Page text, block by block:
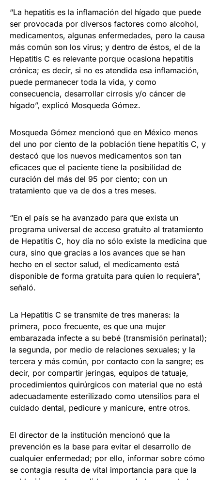
“La hepatitis es la inflamación del hígado que puede
ser provocada por diversos factores como alcohol,
medicamentos, algunas enfermedades, pero la causa
más común son los virus; y dentro de éstos, el de la
Hepatitis C es relevante porque ocasiona hepatitis
crónica; es decir, si no es atendida esa inflamación,
puede permanecer toda la vida, y como
consecuencia, desarrollar cirrosis y/o cáncer de
hígado”, explicó Mosqueda Gómez.
Mosqueda Gómez mencionó que en México menos
del uno por ciento de la población tiene hepatitis C, y
destacó que los nuevos medicamentos son tan
eficaces que el paciente tiene la posibilidad de
curación del más del 95 por ciento; con un
tratamiento que va de dos a tres meses.
“En el país se ha avanzado para que exista un
programa universal de acceso gratuito al tratamiento
de Hepatitis C, hoy día no sólo existe la medicina que
cura, sino que gracias a los avances que se han
hecho en el sector salud, el medicamento está
disponible de forma gratuita para quien lo requiera”,
señaló.
La Hepatitis C se transmite de tres maneras: la
primera, poco frecuente, es que una mujer
embarazada infecte a su bebé (transmisión perinatal);
la segunda, por medio de relaciones sexuales; y la
tercera y más común, por contacto con la sangre; es
decir, por compartir jeringas, equipos de tatuaje,
procedimientos quirúrgicos con material que no está
adecuadamente esterilizado como utensilios para el
cuidado dental, pedicure y manicure, entre otros.
El director de la institución mencionó que la
prevención es la base para evitar el desarrollo de
cualquier enfermedad; por ello, informar sobre cómo
se contagia resulta de vital importancia para que la